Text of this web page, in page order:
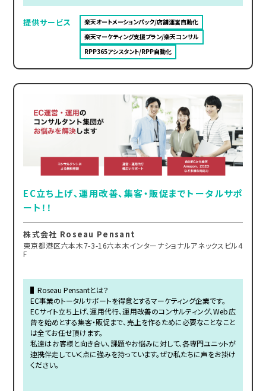
提供サービス
楽天オートメーションパック/店舗運営自動化
楽天マーケティング支援プラン/楽天コンサル
RPP365アシスタント/RPP自動化
EC立ち上げ、運用改善、集客・販促までトータルサポ
ート！！
株式会社 Roseau Pensant
東京都港区六本木7-3-16六本木インターナショナルアネックスビル4
F
▌Roseau Pensantとは？
EC事業のトータルサポートを得意とするマーケティング企業です。
ECサイト立ち上げ、運用代行、運用改善のコンサルティング、Web広
告を始めとする集客・販促まで、売上を作るために必要なことなこと
は全てお任せ頂けます。
私達はお客様と向き合い、課題やお悩みに対して、各専門ユニットが
連携伴走していく点に強みを持っています。ぜひ私たちに声をお掛け
ください。